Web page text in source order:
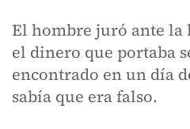
El hombre juró ante la
el dinero que portaba
encontrado en un día
sabía que era falso.